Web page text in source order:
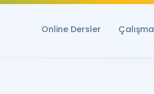
Online Dersler